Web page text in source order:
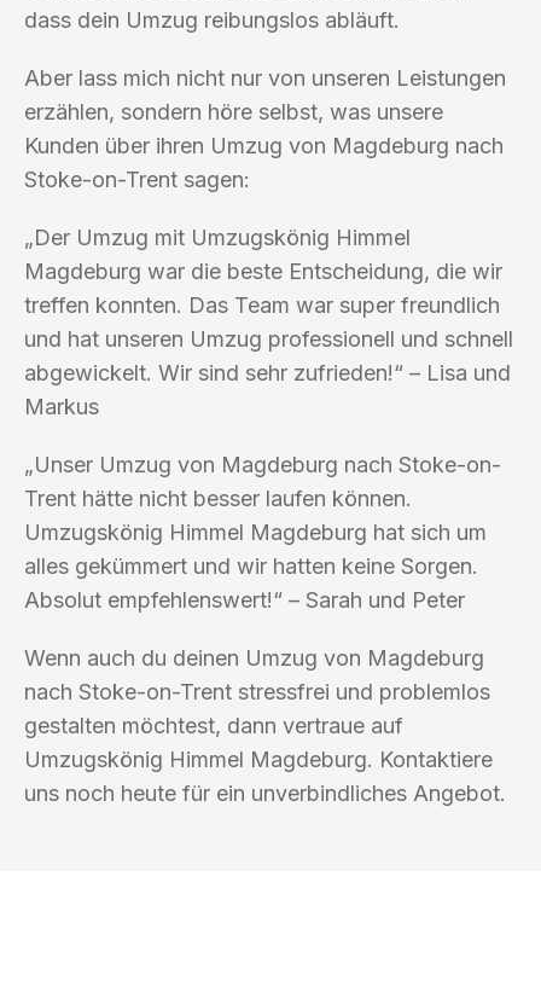
dass dein Umzug reibungslos abläuft.
Aber lass mich nicht nur von unseren Leistungen
erzählen, sondern höre selbst, was unsere
Kunden über ihren Umzug von Magdeburg nach
Stoke-on-Trent sagen:
„Der Umzug mit Umzugskönig Himmel
Magdeburg war die beste Entscheidung, die wir
treffen konnten. Das Team war super freundlich
und hat unseren Umzug professionell und schnell
abgewickelt. Wir sind sehr zufrieden!“ – Lisa und
Markus
„Unser Umzug von Magdeburg nach Stoke-on-
Trent hätte nicht besser laufen können.
Umzugskönig Himmel Magdeburg hat sich um
alles gekümmert und wir hatten keine Sorgen.
Absolut empfehlenswert!“ – Sarah und Peter
Wenn auch du deinen Umzug von Magdeburg
nach Stoke-on-Trent stressfrei und problemlos
gestalten möchtest, dann vertraue auf
Umzugskönig Himmel Magdeburg. Kontaktiere
uns noch heute für ein unverbindliches Angebot.